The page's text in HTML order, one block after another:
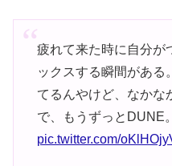
疲れて来た時に自分が
ックスする瞬間がある
てるんやけど、なかな
で、もうずっとDUNE
pic.twitter.com/